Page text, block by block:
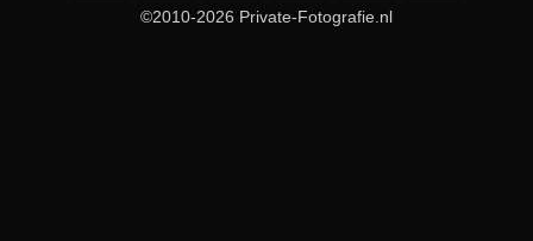
©2010-2026 Private-Fotografie.nl